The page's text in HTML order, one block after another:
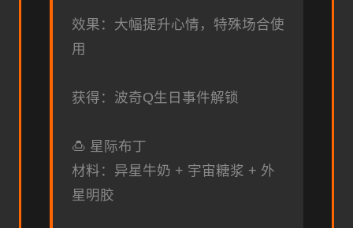
效果：大幅提升心情，特殊场合使
用
获得：波奇Q生日事件解锁
🍮 星际布丁
材料：异星牛奶 + 宇宙糖浆 + 外
星明胶